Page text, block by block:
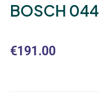
BOSCH
€191.00